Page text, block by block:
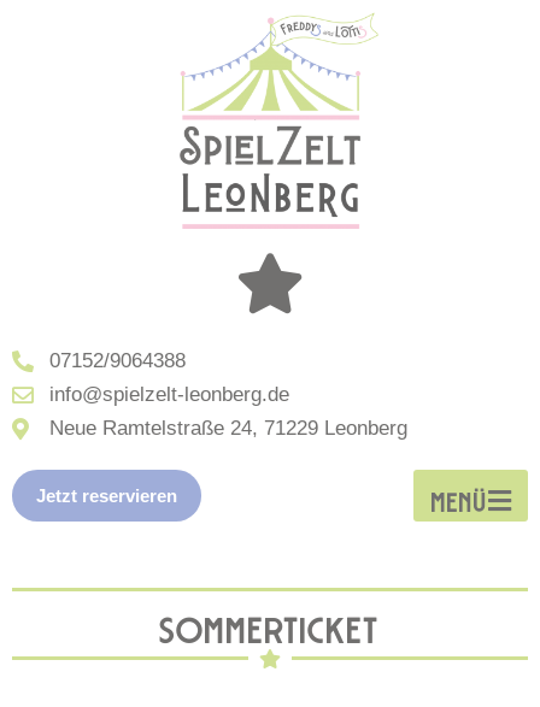
07152/9064388
info@spielzelt-leonberg.de
Neue Ramtelstraße 24, 71229 Leonberg
Jetzt reservieren MENÜ
SOMMERTICKET